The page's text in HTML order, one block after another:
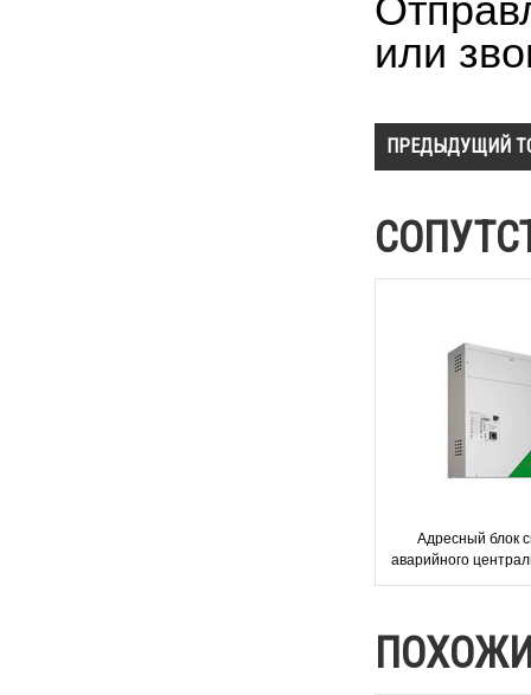
или
ПРЕДЫДУЩИЙ
Адресный блок
аварийного
освещения TKT66C